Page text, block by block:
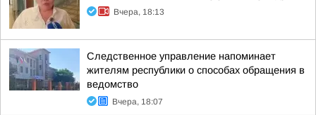
Вчера, 18:13
Следственное управление напоминает
жителям республики о способах обращения в
ведомство
Вчера, 18:07